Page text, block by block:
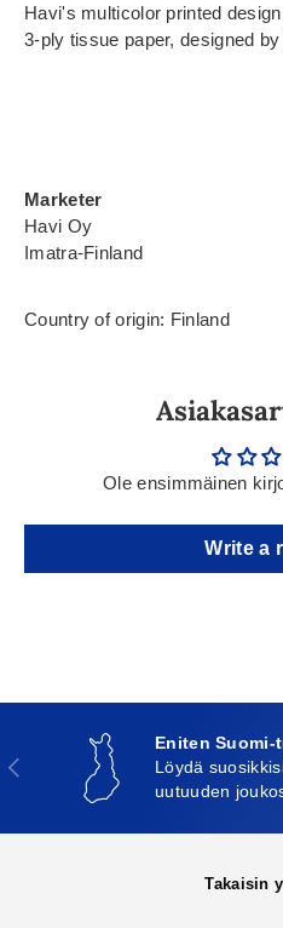
Havi's multicolor printed
3-ply tissue paper, designed
Marketer
Havi Oy
Imatra-Finland
Country of origin: Finland
Ole ensimmäinen
Write a
Edellinen
Eniten
Löydä
uutuuden
Takaisin